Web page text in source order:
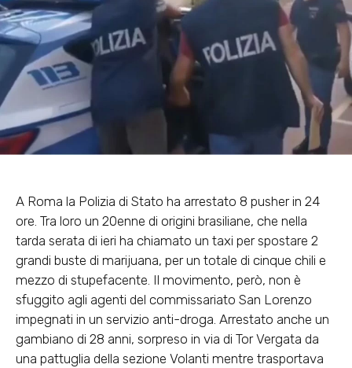
A Roma la Polizia di Stato ha arrestato 8 pusher in 24
ore. Tra loro un 20enne di origini brasiliane, che nella
tarda serata di ieri ha chiamato un taxi per spostare 2
grandi buste di marijuana, per un totale di cinque chili e
mezzo di stupefacente. Il movimento, però, non è
sfuggito agli agenti del commissariato San Lorenzo
impegnati in un servizio anti-droga. Arrestato anche un
gambiano di 28 anni, sorpreso in via di Tor Vergata da
una pattuglia della sezione Volanti mentre trasportava